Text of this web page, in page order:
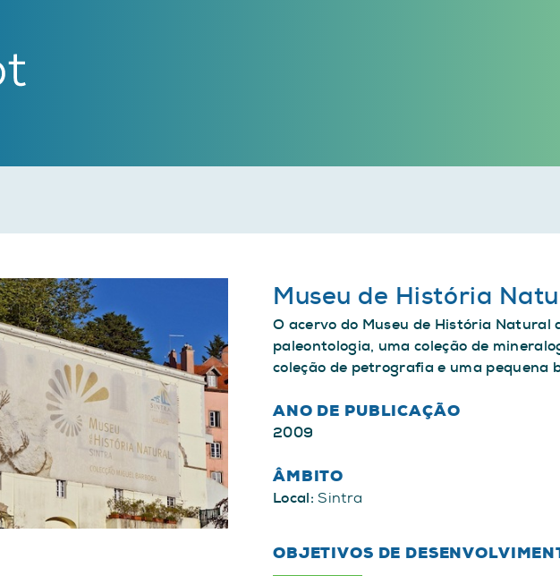
Museu de História
O acervo do Museu de História Natural
paleontologia, uma coleção de
coleção de petrografia e uma pequena
ANO DE PUBLICAÇÃO
2009
ÂMBITO
Local: Sintra
OBJETIVOS DE